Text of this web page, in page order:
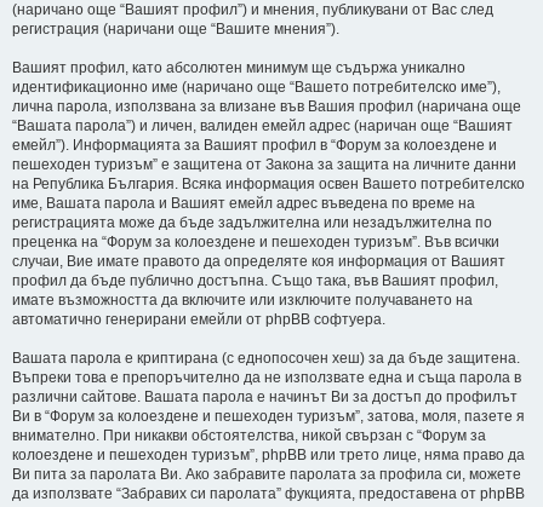
(наричано още “Вашият профил”) и мнения, публикувани от Вас след
регистрация (наричани още “Вашите мнения”).
Вашият профил, като абсолютен минимум ще съдържа уникално
идентификационно име (наричано още “Вашето потребителско име”),
лична парола, използвана за влизане във Вашия профил (наричана още
“Вашата парола”) и личен, валиден емейл адрес (наричан още “Вашият
емейл”). Информацията за Вашият профил в “Форум за колоездене и
пешеходен туризъм” е защитена от Закона за защита на личните данни
на Република България. Всяка информация освен Вашето потребителско
име, Вашата парола и Вашият емейл адрес въведена по време на
регистрацията може да бъде задължителна или незадължителна по
преценка на “Форум за колоездене и пешеходен туризъм”. Във всички
случаи, Вие имате правото да определяте коя информация от Вашият
профил да бъде публично достъпна. Също така, във Вашият профил,
имате възможността да включите или изключите получаването на
автоматично генерирани емейли от phpBB софтуера.
Вашата парола е криптирана (с еднопосочен хеш) за да бъде защитена.
Въпреки това е препоръчително да не използвате една и съща парола в
различни сайтове. Вашата парола е начинът Ви за достъп до профилът
Ви в “Форум за колоездене и пешеходен туризъм”, затова, моля, пазете я
внимателно. При никакви обстоятелства, никой свързан с “Форум за
колоездене и пешеходен туризъм”, phpBB или трето лице, няма право да
Ви пита за паролата Ви. Ако забравите паролата за профила си, можете
да използвате “Забравих си паролата” фукцията, предоставена от phpBB